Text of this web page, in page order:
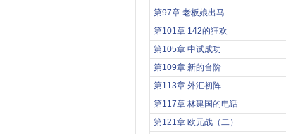
第97章 老板娘出马
第101章 142的狂欢
第105章 中试成功
第109章 新的台阶
第113章 外汇初阵
第117章 林建国的电话
第121章 欧元战（二）